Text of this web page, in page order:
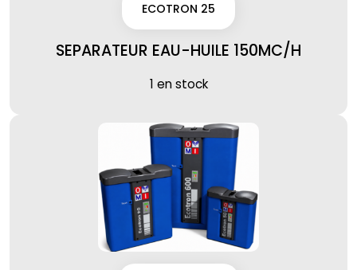
ECOTRON 25
SEPARATEUR EAU-HUILE 150MC/H
1 en stock